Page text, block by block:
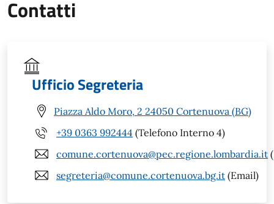
Contatti
Ufficio Segreteria
Piazza Aldo Moro, 2 24050 Cortenuova (BG)
+39 0363 992444 (Telefono Interno 4)
comune.cortenuova@pec.regione.lombardia.it
segreteria@comune.cortenuova.bg.it (Email)